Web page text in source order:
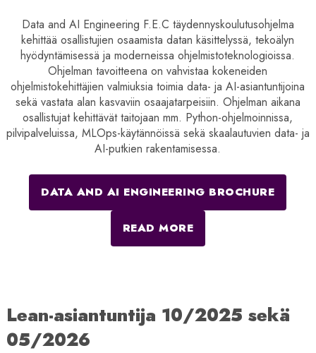
Data and AI Engineering F.E.C täydennyskoulutusohjelma
kehittää osallistujien osaamista datan käsittelyssä, tekoälyn
hyödyntämisessä ja moderneissa ohjelmistoteknologioissa.
Ohjelman tavoitteena on vahvistaa kokeneiden
ohjelmistokehittäjien valmiuksia toimia data- ja AI-asiantuntijoina
sekä vastata alan kasvaviin osaajatarpeisiin. Ohjelman aikana
osallistujat kehittävät taitojaan mm. Python-ohjelmoinnissa,
pilvipalveluissa, MLOps-käytännöissä sekä skaalautuvien data- ja
AI-putkien rakentamisessa.
DATA AND AI ENGINEERING BROCHURE
READ MORE
Lean-asiantuntija 10/2025 sekä
05/2026